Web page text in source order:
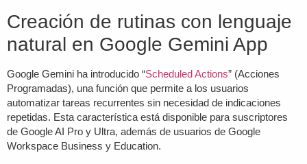
Creación de rutinas con lenguaje
natural en Google Gemini App
Google Gemini ha introducido “Scheduled Actions” (Acciones
Programadas), una función que permite a los usuarios
automatizar tareas recurrentes sin necesidad de indicaciones
repetidas. Esta característica está disponible para suscriptores
de Google AI Pro y Ultra, además de usuarios de Google
Workspace Business y Education.